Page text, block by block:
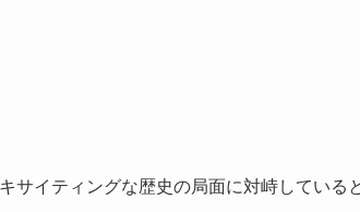
サイティングな歴史の局面に対峙している